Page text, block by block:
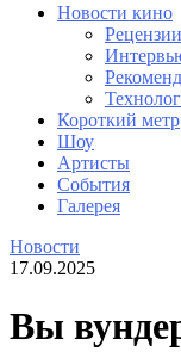
Новости кино
Рецензии
Короткий метр
Шоу
Артисты
События
Галерея
Новости
17.09.2025
Вы